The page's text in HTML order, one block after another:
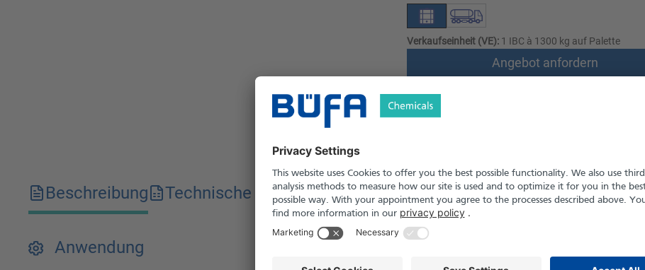
Verkaufseinheit (VE):1 IBC à 1300 kg auf Palette
Angebot anfordern
Versand nach Österreich und die Schweiz
Beschreibung Technische Merkmale Downloads Sicherheitshinweise
Anwendung